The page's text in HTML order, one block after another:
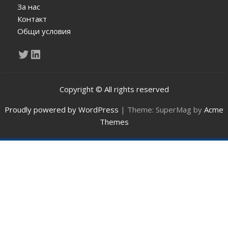
За нас
Контакт
Общи условия
Twitter
LinkedIn
Copyright © All rights reserved
Proudly powered by WordPress | Theme: SuperMag by Acme
Themes